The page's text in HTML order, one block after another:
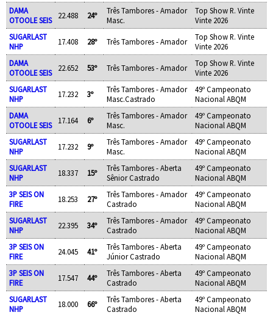
DAMA
OTOOLE SEIS
22.488 24º
Três Tambores - Amador
Masc.
Top Show R. Vinte
Vinte 2026
SUGARLAST
NHP
17.408 28º Três Tambores - Amador
Top Show R. Vinte
Vinte 2026
DAMA
OTOOLE SEIS
22.652 53º Três Tambores - Amador
Top Show R. Vinte
Vinte 2026
SUGARLAST
NHP
17.232 3º
Três Tambores - Amador
Masc.Castrado
49º Campeonato
Nacional ABQM
DAMA
OTOOLE SEIS
17.164 6º
Três Tambores - Amador
Masc.
49º Campeonato
Nacional ABQM
SUGARLAST
NHP
17.232 9º
Três Tambores - Amador
Masc.
49º Campeonato
Nacional ABQM
SUGARLAST
NHP
18.337 15º
Três Tambores - Aberta
Sênior Castrado
49º Campeonato
Nacional ABQM
3P SEIS ON
FIRE
18.253 27º
Três Tambores - Amador
Castrado
49º Campeonato
Nacional ABQM
SUGARLAST
NHP
22.395 34º
Três Tambores - Amador
Castrado
49º Campeonato
Nacional ABQM
3P SEIS ON
FIRE
24.045 41º
Três Tambores - Aberta
Júnior Castrado
49º Campeonato
Nacional ABQM
3P SEIS ON
FIRE
17.547 44º
Três Tambores - Aberta
Castrado
49º Campeonato
Nacional ABQM
SUGARLAST
NHP
18.000 66º
Três Tambores - Aberta
Castrado
49º Campeonato
Nacional ABQM